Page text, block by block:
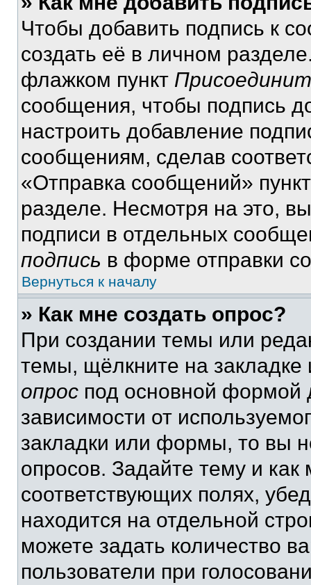
Чтобы добавить подпись к
создать её в личном
флажком пункт
сообщения, чтобы подпись
настроить добавление
сообщениям, сделав
«Отправка сообщений»
разделе. Несмотря на это,
подписи в отдельных
подпись в форме отправки
Вернуться к началу
» Как мне создать опрос?
При создании темы или
темы, щёлкните на
опрос под основной формой
зависимости от
закладки или формы, то вы
опросов. Задайте тему и
соответствующих полях,
находится на отдельной
можете задать количество
пользователи при